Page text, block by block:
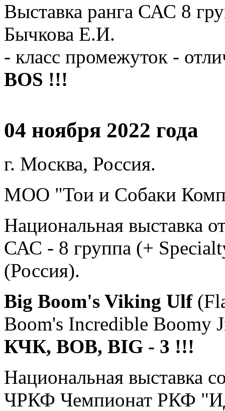
Выставка ранга САС 8
Бычкова Е.И.
- класс промежуток -
BOS !!!
04 ноября 2022 года
г. Москва, Россия.
МОО "Тои и Собаки
Национальная выставка
САС - 8 группа (+
(Россия).
Big Boom's Viking Ulf
Boom's Incredible Boomy
КЧК, ВОВ, BIG - 3 !!!
Национальная выставка
ЧРКФ Чемпионат РКФ